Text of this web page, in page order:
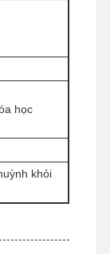
học
khỏi